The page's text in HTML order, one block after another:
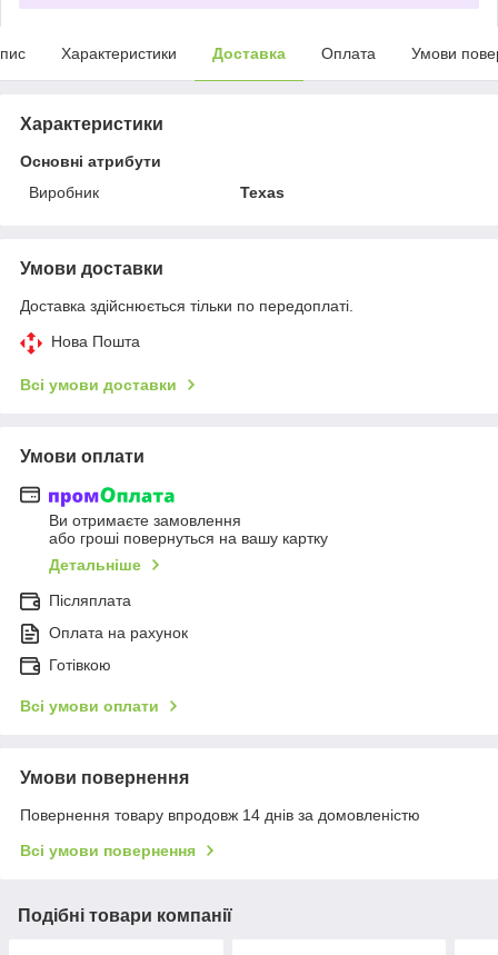
Характеристики Доставка Оплата Умови
Характеристики
Основні атрибути
Виробник
Texas
Умови доставки
Доставка здійснюється тільки по передоплаті.
Нова Пошта
Всі умови доставки
Умови оплати
Ви отримаєте замовлення
або гроші повернуться на вашу картку
Детальніше
Післяплата
Оплата на рахунок
Готівкою
Всі умови оплати
Умови повернення
Повернення товару впродовж 14 днів за домовленістю
Всі умови повернення
Подібні товари компанії